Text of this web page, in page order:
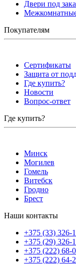
Двери под
Покупателям
Сертификаты
Защита от
Где купить?
Новости
Вопрос-ответ
Где купить?
Минск
Могилев
Гомель
Витебск
Гродно
Брест
Наши контакты
+375 (33) 326-
+375 (29) 326-
+375 (222) 68-
+375 (222) 64-